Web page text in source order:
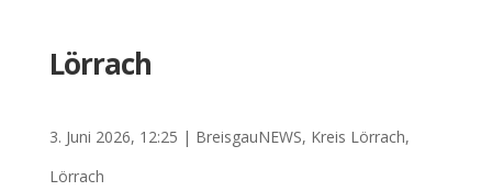
Lörrach
3. Juni 2026, 12:25 | BreisgauNEWS, Kreis Lörrach,
Lörrach